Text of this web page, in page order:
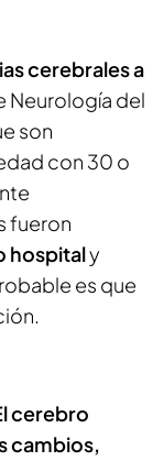
cerebrales a
Neurología del
son
con 30 o
fueron
hospitaly
es que
cerebro
cambios,